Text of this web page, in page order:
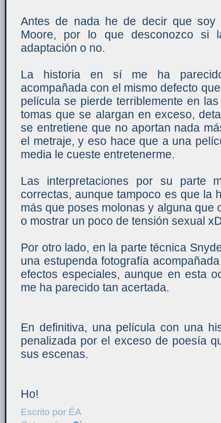
Antes de nada he de decir que
Moore, por lo que desconozco si
adaptación o no.
La historia en sí me ha
acompañada con el mismo defecto
película se pierde terriblemente en
tomas que se alargan en exceso,
se entretiene que no aportan nada
el metraje, y eso hace que a una
media le cueste entretenerme.
Las interpretaciones por su parte
correctas, aunque tampoco es que la
más que poses molonas y alguna que
o mostrar un poco de tensión sexual
Por otro lado, en la parte técnica
una estupenda fotografía
efectos especiales, aunque en esta
me ha parecido tan acertada.
En definitiva, una película con una
penalizada por el exceso de poesía
sus escenas.
Ho!
Escrito por ÉA